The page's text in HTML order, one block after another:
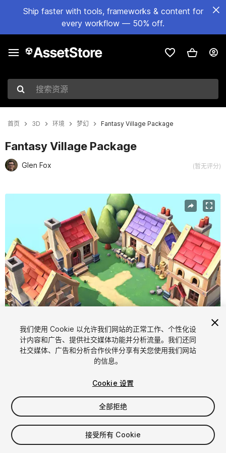
Ship faster with tools, frameworks & content for
every workflow — 50% off.
搜索资源
首页 3D 环境 梦幻 Fantasy Village Package
Fantasy Village Package
Glen Fox (暂无评分)
1 /5
$20
我们使用 Cookie 以允许我们网站的正常工作、个性化设
计内容和广告、提供社交媒体功能并分析流量。我们还同
社交媒体、广告和分析合作伙伴分享有关您使用我们网站
的信息。
Cookie 设置
全部拒绝
接受所有 Cookie